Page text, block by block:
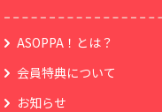
ASOPPA！とは？
会員特典について
お知らせ